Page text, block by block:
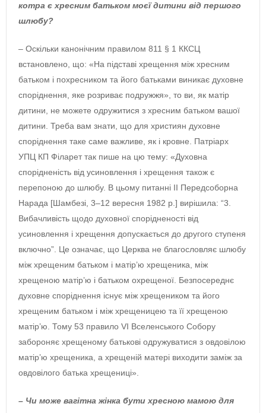
котра є хресним батьком моєї дитини від першого
шлюбу?
– Оскільки канонічним правилом 811 § 1 ККСЦ
встановлено, що: «На підставі хрещення між хресним
батьком і похресником та його батьками виникає духовне
споріднення, яке розриває подружжя», то ви, як матір
дитини, не можете одружитися з хресним батьком вашої
дитини. Треба вам знати, що для християн духовне
споріднення таке саме важливе, як і кровне. Патріарх
УПЦ КП Філарет так пише на цю тему: «Духовна
спорідненість від усиновлення і хрещення також є
перепоною до шлюбу. В цьому питанні ІІ Передсоборна
Нарада [Шамбезі, 3–12 вересня 1982 р.] вирішила: “3.
Вибачливість щодо духовної спорідненості від
усиновлення і хрещення допускається до другого ступеня
включно”. Це означає, що Церква не благословляє шлюбу
між хрещеним батьком і матір’ю хрещеника, між
хрещеною матір’ю і батьком охрещеної. Безпосереднє
духовне споріднення існує між хрещеником та його
хрещеним батьком і між хрещеницею та її хрещеною
матір’ю. Тому 53 правило VI Вселенського Собору
забороняє хрещеному батькові одружуватися з овдовілою
матір’ю хрещеника, а хрещеній матері виходити заміж за
овдовілого батька хрещениці».
– Чи може вагітна жінка бути хресною мамою для